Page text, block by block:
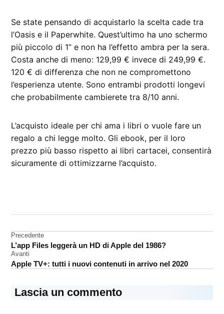
Se state pensando di acquistarlo la scelta cade tra
l’Oasis e il Paperwhite. Quest’ultimo ha uno schermo
più piccolo di 1” e non ha l’effetto ambra per la sera.
Costa anche di meno: 129,99 € invece di 249,99 €.
120 € di differenza che non ne compromettono
l’esperienza utente. Sono entrambi prodotti longevi
che probabilmente cambierete tra 8/10 anni.
L’acquisto ideale per chi ama i libri o vuole fare un
regalo a chi legge molto. Gli ebook, per il loro
prezzo più basso rispetto ai libri cartacei, consentirà
sicuramente di ottimizzarne l’acquisto.
ebook
eBook
recensione
Navigazione
articoli
Precedente
L’app Files leggerà un HD di Apple del 1986?
Avanti
Apple TV+: tutti i nuovi contenuti in arrivo nel 2020
Lascia un commento